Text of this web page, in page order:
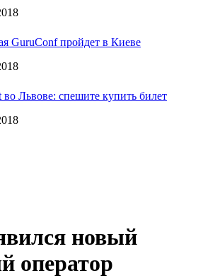
GuruConf пройдет в Киеве
во Львове: спешите купить билет
новый
оператор